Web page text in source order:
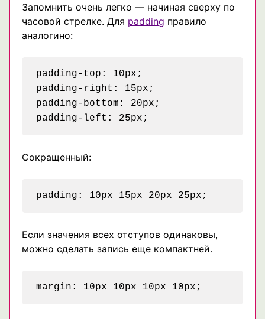
Запомнить очень легко — начиная сверху по
часовой стрелке. Для padding правило
аналогино:
padding-top: 10px;
padding-right: 15px;
padding-bottom: 20px;
Сокращенный:
Если значения всех отступов одинаковы,
можно сделать запись еще компактней.